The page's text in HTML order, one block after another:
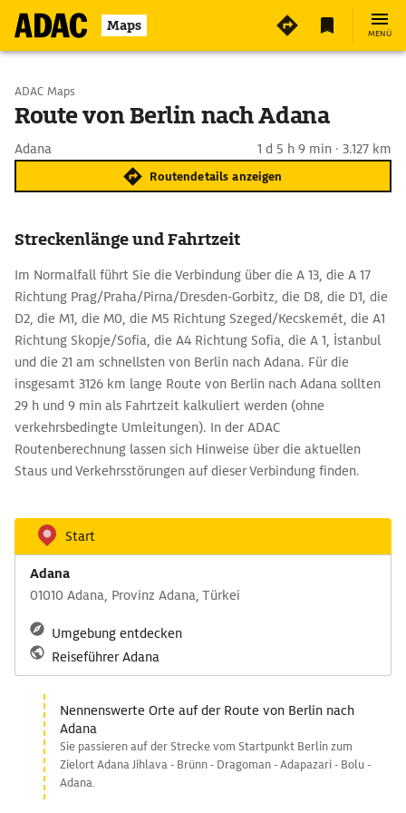
Maps MENÜ
Start wählen
ADAC Maps
Route von Berlin nach Adana
Adana 1 d 5 h 9 min · 3.127 km
Routendetails anzeigen
Streckenlänge und Fahrtzeit
Im Normalfall führt Sie die Verbindung über die A 13, die A 17
Richtung Prag/Praha/Pirna/Dresden-Gorbitz, die D8, die D1, die
D2, die M1, die M0, die M5 Richtung Szeged/Kecskemét, die A1
Richtung Skopje/Sofia, die A4 Richtung Sofia, die A 1, İstanbul
und die 21 am schnellsten von Berlin nach Adana. Für die
insgesamt 3126 km lange Route von Berlin nach Adana sollten
29 h und 9 min als Fahrtzeit kalkuliert werden (ohne
verkehrsbedingte Umleitungen). In der ADAC
Routenberechnung lassen sich Hinweise über die aktuellen
Staus und Verkehrsstörungen auf dieser Verbindung finden.
Start
Adana
01010 Adana, Provinz Adana, Türkei
Umgebung entdecken
Reiseführer Adana
Nennenswerte Orte auf der Route von Berlin nach
Adana
Sie passieren auf der Strecke vom Startpunkt Berlin zum
Zielort Adana Jihlava - Brünn - Dragoman - Adapazari - Bolu -
Adana.